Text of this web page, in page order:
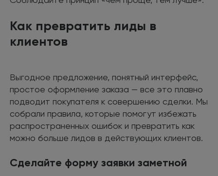
Как превратить лиды в
клиентов
Выгодное предложение, понятный интерфейс,
простое оформление заказа — все это плавно
подводит покупателя к совершению сделки. Мы
собрали правила, которые помогут избежать
распространенных ошибок и превратить как
можно больше лидов в действующих клиентов.
Сделайте форму заявки заметной